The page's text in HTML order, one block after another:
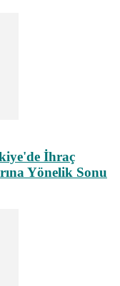
İhraç
Yönelik Sonu